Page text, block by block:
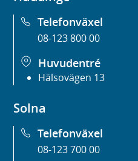
Telefonväxel
08-123 800 00
Huvudentré
Hälsovägen 13
Solna
Telefonväxel
08-123 700 00